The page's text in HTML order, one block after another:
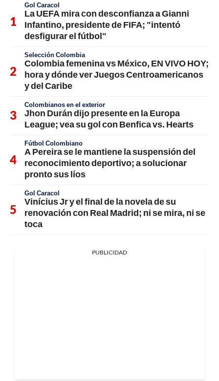
Gol Caracol
La UEFA mira con desconfianza a Gianni
Infantino, presidente de FIFA; "intentó
desfigurar el fútbol"
Selección Colombia
Colombia femenina vs México, EN VIVO HOY;
hora y dónde ver Juegos Centroamericanos
y del Caribe
Colombianos en el exterior
Jhon Durán dijo presente en la Europa
League; vea su gol con Benfica vs. Hearts
Fútbol Colombiano
A Pereira se le mantiene la suspensión del
reconocimiento deportivo; a solucionar
pronto sus líos
Gol Caracol
Vinícius Jr y el final de la novela de su
renovación con Real Madrid; ni se mira, ni se
toca
PUBLICIDAD